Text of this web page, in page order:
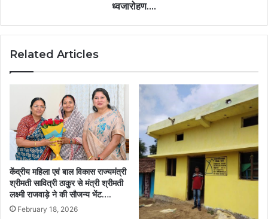
ध्वजारोहण….
Related Articles
केंद्रीय महिला एवं बाल विकास राज्यमंत्री
श्रीमती सावित्री ठाकुर से मंत्री श्रीमती
लक्ष्मी राजवाड़े ने की सौजन्य भेंट….
February 18, 2026